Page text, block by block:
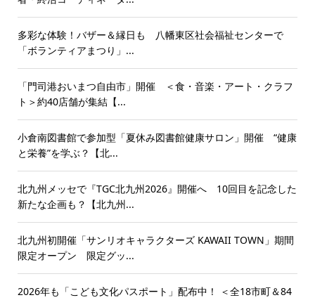
多彩な体験！バザー＆縁日も 八幡東区社会福祉センターで
「ボランティアまつり」...
「門司港おいまつ自由市」開催 ＜食・音楽・アート・クラフ
ト＞約40店舗が集結【...
小倉南図書館で参加型「夏休み図書館健康サロン」開催 “健康
と栄養”を学ぶ？【北...
北九州メッセで『TGC北九州2026』開催へ 10回目を記念した
新たな企画も？【北九州...
北九州初開催「サンリオキャラクターズ KAWAII TOWN」期間
限定オープン 限定グッ...
2026年も「こども文化パスポート」配布中！ ＜全18市町＆84